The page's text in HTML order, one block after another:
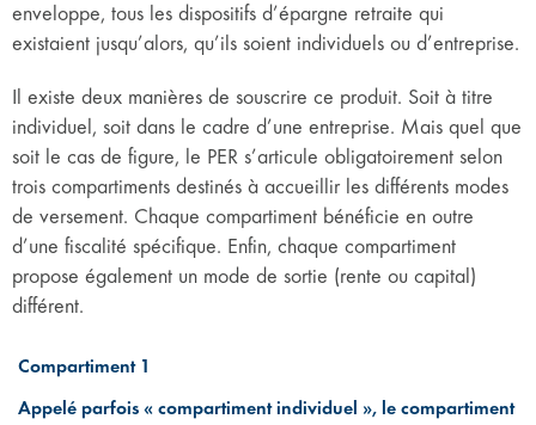
enveloppe, tous les dispositifs d’épargne retraite qui
existaient jusqu’alors, qu’ils soient individuels ou d’entreprise.
Il existe deux manières de souscrire ce produit. Soit à titre
individuel, soit dans le cadre d’une entreprise. Mais quel que
soit le cas de figure, le PER s’articule obligatoirement selon
trois compartiments destinés à accueillir les différents modes
de versement. Chaque compartiment bénéficie en outre
d’une fiscalité spécifique. Enfin, chaque compartiment
propose également un mode de sortie (rente ou capital)
différent.
Compartiment 1
Appelé parfois « compartiment individuel », le compartiment